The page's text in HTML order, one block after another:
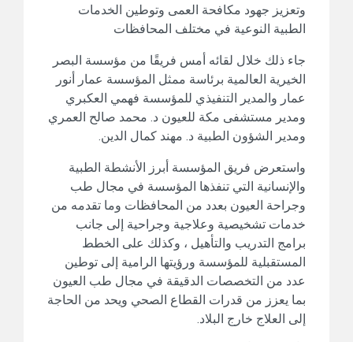
وتعزيز جهود مكافحة العمى وتوطين الخدمات
الطبية النوعية في مختلف المحافظات
جاء ذلك خلال لقائه أمس فريقًا من مؤسسة البصر
الخيرية العالمية برئاسة ممثل المؤسسة عمار أنور
عمار والمدير التنفيذي للمؤسسة فهمي العكبري
ومدير مستشفى مكة للعيون د. محمد صالح العمري
ومدير الشؤون الطبية د. مهند كمال الدين.
واستعرض فريق المؤسسة أبرز الأنشطة الطبية
والإنسانية التي تنفذها المؤسسة في مجال طب
وجراحة العيون بعدد من المحافظات وما تقدمه من
خدمات تشخيصية وعلاجية وجراحية إلى جانب
برامج التدريب والتأهيل ، وكذلك على الخطط
المستقبلية للمؤسسة ورؤيتها الرامية إلى توطين
عدد من التخصصات الدقيقة في مجال طب العيون
بما يعزز من قدرات القطاع الصحي ويحد من الحاجة
إلى العلاج خارج البلاد.